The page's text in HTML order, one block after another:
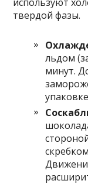
твердой фазы.
льдом
минут.